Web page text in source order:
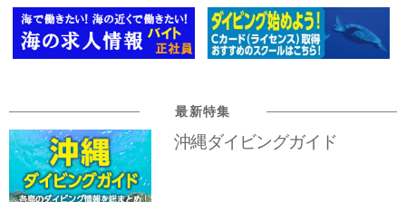
最新特集
沖縄ダイビングガイド